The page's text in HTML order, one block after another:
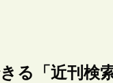
る「近刊検